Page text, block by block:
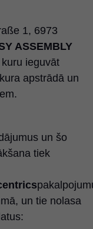
1, 6973
ASSEMBLY
ieguvāt
apstrādā un
un šo
tiek
un tie nolasa